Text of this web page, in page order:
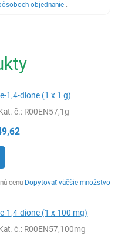
objednanie .
1,4-dione (1 x 1 g)
č.: R00EN57,1g
cenu Dopytovať väčšie množstvo
1,4-dione (1 x 100 mg)
č.: R00EN57,100mg